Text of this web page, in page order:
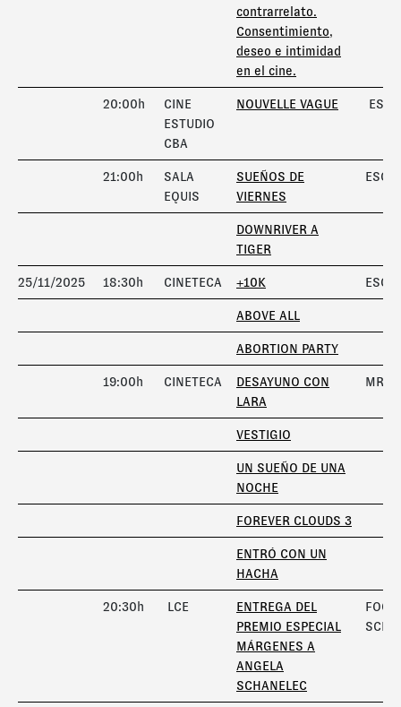
contrarrelato.
Consentimiento,
deseo e intimidad
en el cine.
20:00h
CINE
ESTUDIO
CBA
NOUVELLE VAGUE
21:00h
SALA
EQUIS
SUEÑOS DE
VIERNES
DOWNRIVER A
TIGER
25/11/2025 18:30h CINETECA +10K
ABOVE ALL
ABORTION PARTY
19:00h CINETECA
DESAYUNO CON
LARA
VESTIGIO
UN SUEÑO DE UNA
NOCHE
FOREVER CLOUDS 3
ENTRÓ CON UN
HACHA
20:30h LCE
ENTREGA DEL
PREMIO ESPECIAL
MÁRGENES A
ANGELA
SCHANELEC